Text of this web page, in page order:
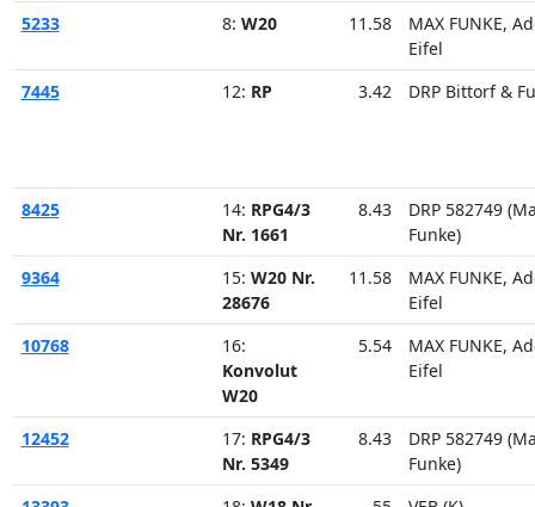
5233
8: W20 11.58
MAX FUNKE,
Eifel
7445
12: RP 3.42 DRP Bittorf &
8425 14: RPG4/3
Nr. 1661
8.43
DRP 582749
Funke)
9364
15: W20 Nr.
28676
11.58
MAX FUNKE,
Eifel
10768
16:
Konvolut
W20
5.54
MAX FUNKE,
Eifel
12452 17: RPG4/3
Nr. 5349
8.43
DRP 582749
Funke)